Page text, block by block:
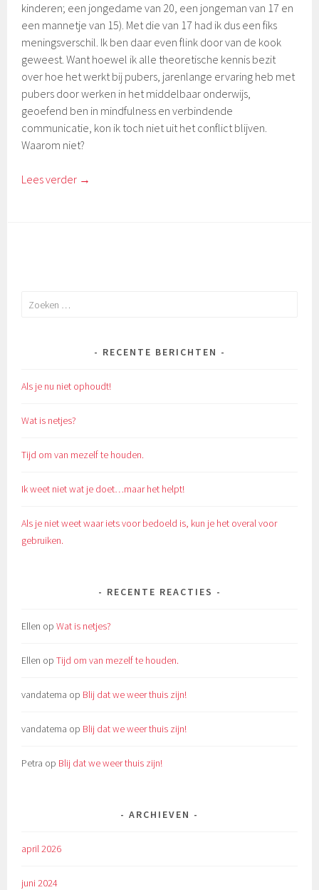
kinderen; een jongedame van 20, een jongeman van 17 en
een mannetje van 15). Met die van 17 had ik dus een fiks
meningsverschil. Ik ben daar even flink door van de kook
geweest. Want hoewel ik alle theoretische kennis bezit
over hoe het werkt bij pubers, jarenlange ervaring heb met
pubers door werken in het middelbaar onderwijs,
geoefend ben in mindfulness en verbindende
communicatie, kon ik toch niet uit het conflict blijven.
Waarom niet?
Lees verder →
Zoeken
RECENTE BERICHTEN
Als je nu niet ophoudt!
Wat is netjes?
Tijd om van mezelf te houden.
Ik weet niet wat je doet…maar het helpt!
Als je niet weet waar iets voor bedoeld is, kun je het overal voor
gebruiken.
RECENTE REACTIES
Ellen opWat is netjes?
Ellen opTijd om van mezelf te houden.
vandatema op Blij dat we weer thuis zijn!
vandatema op Blij dat we weer thuis zijn!
Petra op Blij dat we weer thuis zijn!
ARCHIEVEN
april 2026
juni 2024